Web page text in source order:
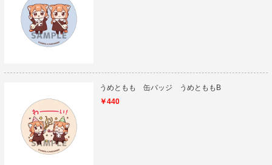
うめともも 缶バッジ うめとももB
￥440